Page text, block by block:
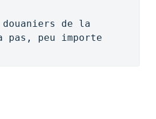
pas, peu importe